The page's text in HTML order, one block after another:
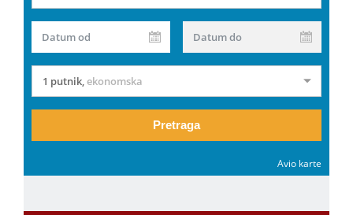
Datum od Datum do
1 putnik,ekonomska
Pretraga
Avio karte